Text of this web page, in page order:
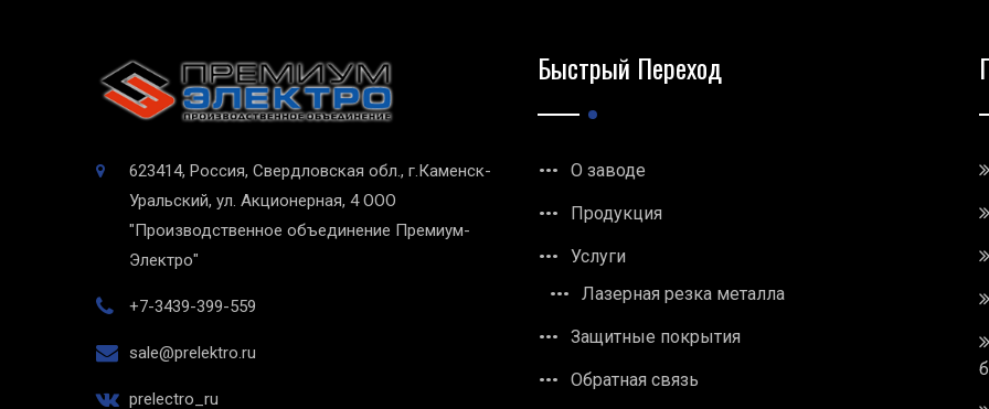
623414, Россия, Свердловская обл., г.Каменск-
Уральский, ул. Акционерная, 4 ООО
"Производственное объединение Премиум-
Электро"
+7-3439-399-559
sale@prelektro.ru
prelectro_ru
Быстрый Переход
О заводе
Продукция
Услуги
Лазерная резка металла
Защитные покрытия
Обратная связь